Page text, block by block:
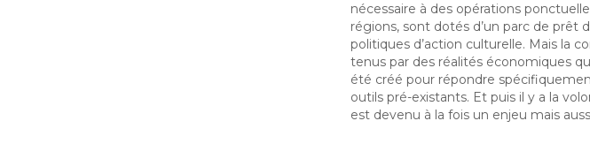
nécessaire à des opérations
régions, sont dotés d’un parc de
politiques d’action culturelle. Mais la
tenus par des réalités économiques
été créé pour répondre
outils pré-existants. Et puis il y a la
est devenu à la fois un enjeu mais